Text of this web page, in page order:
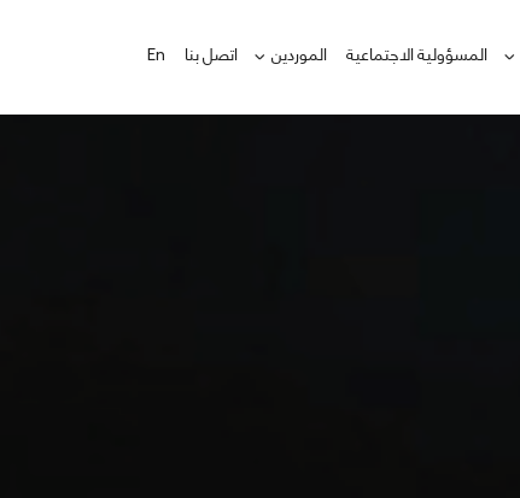
المسؤولية الاجتماعية الموردين اتصل بنا En